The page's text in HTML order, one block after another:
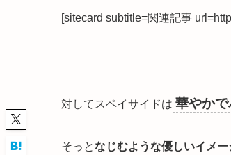
[sitecard subtitle=関連記事
対してスペイサイドは 華やか
そっとなじむような優しいイメ